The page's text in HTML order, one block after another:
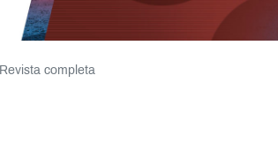
Revista completa